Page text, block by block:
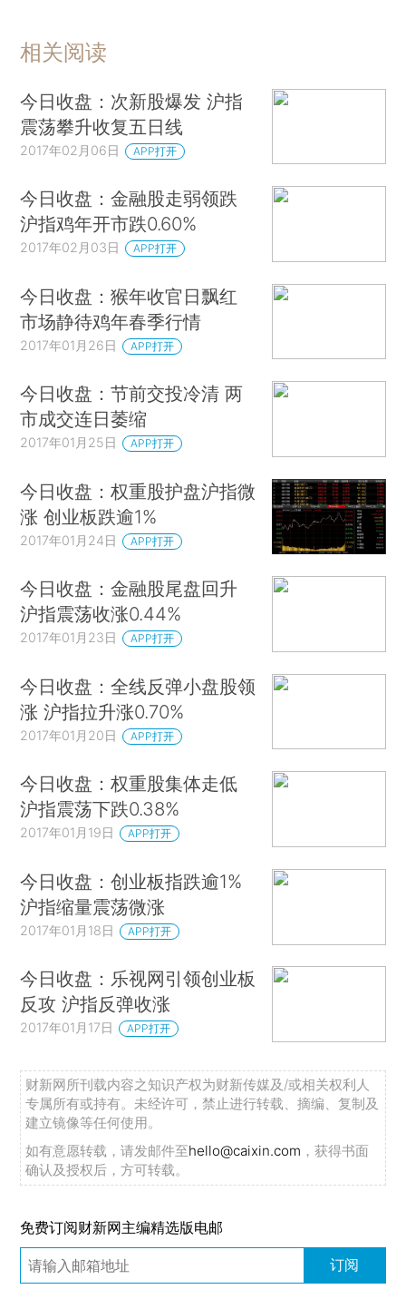
相关阅读
今日收盘：次新股爆发 沪指
震荡攀升收复五日线
2017年02月06日 APP打开
今日收盘：金融股走弱领跌
沪指鸡年开市跌0.60%
2017年02月03日 APP打开
今日收盘：猴年收官日飘红
市场静待鸡年春季行情
2017年01月26日 APP打开
今日收盘：节前交投冷清 两
市成交连日萎缩
2017年01月25日 APP打开
今日收盘：权重股护盘沪指微
涨 创业板跌逾1%
2017年01月24日 APP打开
今日收盘：金融股尾盘回升
沪指震荡收涨0.44%
2017年01月23日 APP打开
今日收盘：全线反弹小盘股领
涨 沪指拉升涨0.70%
2017年01月20日 APP打开
今日收盘：权重股集体走低
沪指震荡下跌0.38%
2017年01月19日 APP打开
今日收盘：创业板指跌逾1%
沪指缩量震荡微涨
2017年01月18日 APP打开
今日收盘：乐视网引领创业板
反攻 沪指反弹收涨
2017年01月17日 APP打开
财新网所刊载内容之知识产权为财新传媒及/或相关权利人
专属所有或持有。未经许可，禁止进行转载、摘编、复制及
建立镜像等任何使用。
如有意愿转载，请发邮件至hello@caixin.com ，获得书面
确认及授权后，方可转载。
免费订阅财新网主编精选版电邮
订阅